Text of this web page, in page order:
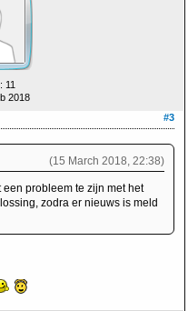
11
2018
#3
(15 March 2018, 22:38)
een probleem te zijn met het
zodra er nieuws is meld